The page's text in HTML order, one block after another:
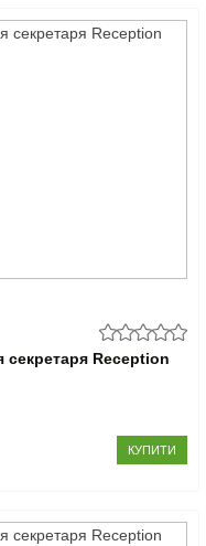
секретаря Reception
КУПИТИ